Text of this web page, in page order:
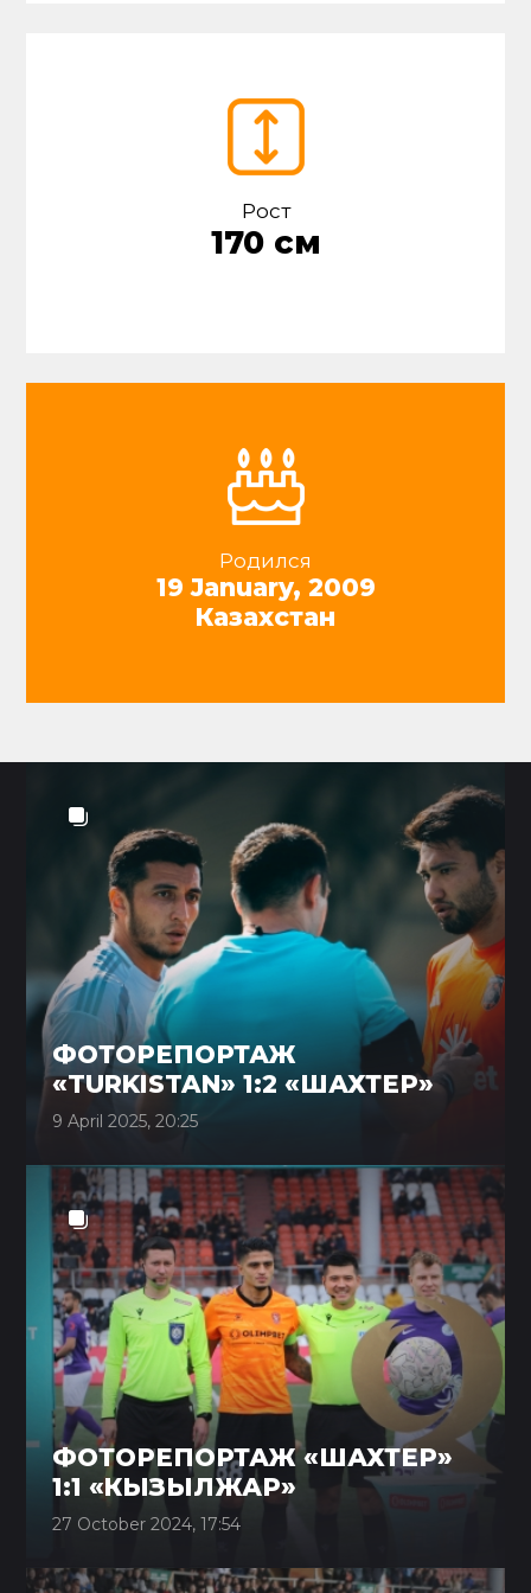
Рост
170 см
Родился
19 January, 2009
Казахстан
ФОТОРЕПОРТАЖ
«TURKISTAN» 1:2 «ШАХТЕР»
9 April 2025, 20:25
ФОТОРЕПОРТАЖ «ШАХТЕР»
1:1 «КЫЗЫЛЖАР»
27 October 2024, 17:54